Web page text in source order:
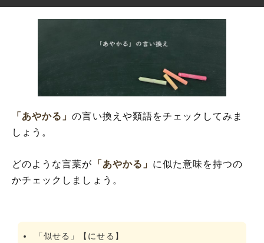
「あやかる」の言い換えや類語をチェックしてみま
しょう。
どのような言葉が 「あやかる」 に似た意味を持つの
かチェックしましょう。
「似せる」【にせる】